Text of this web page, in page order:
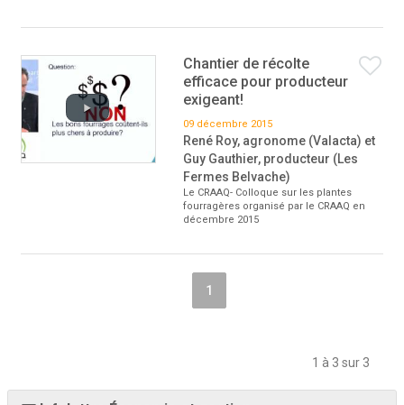
Chantier de récolte
efficace pour producteur
exigeant!
09 décembre 2015
René Roy, agronome (Valacta) et
Guy Gauthier, producteur (Les
Fermes Belvache)
Le CRAAQ- Colloque sur les plantes
fourragères organisé par le CRAAQ en
décembre 2015
1
1 à 3 sur 3